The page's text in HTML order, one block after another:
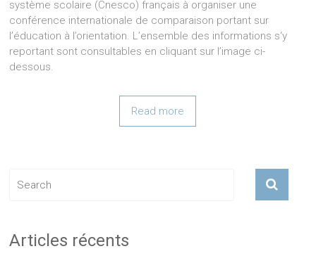
système scolaire (Cnesco) français à organiser une
conférence internationale de comparaison portant sur
l’éducation à l’orientation. L’ensemble des informations s‘y
reportant sont consultables en cliquant sur l’image ci-
dessous.
Read more
Articles récents